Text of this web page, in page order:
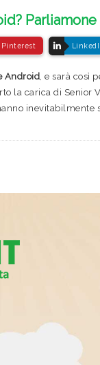
Parliamone
Pinterest
Android, e sarà così
la carica di Senior
inevitabilmente